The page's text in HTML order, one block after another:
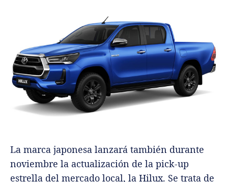
La marca japonesa lanzará también durante
noviembre la actualización de la pick-up
estrella del mercado local, la Hilux. Se trata de